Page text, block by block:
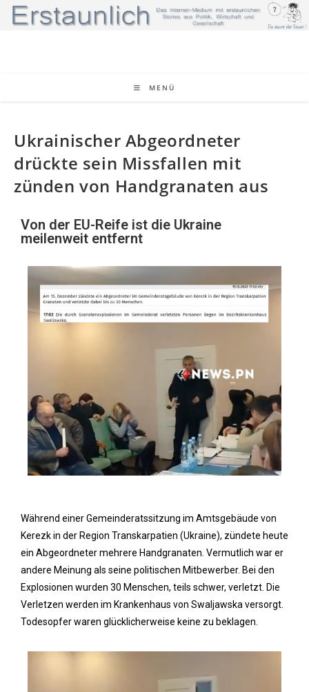
MENÜ
Ukrainischer Abgeordneter
drückte sein Missfallen mit
zünden von Handgranaten aus
Von der EU-Reife ist die Ukraine
meilenweit entfernt
Während einer Gemeinderatssitzung im Amtsgebäude von
Kerezk in der Region Transkarpatien (Ukraine), zündete heute
ein Abgeordneter mehrere Handgranaten. Vermutlich war er
andere Meinung als seine politischen Mitbewerber. Bei den
Explosionen wurden 30 Menschen, teils schwer, verletzt. Die
Verletzen werden im Krankenhaus von Swaljawska versorgt.
Todesopfer waren glücklicherweise keine zu beklagen.